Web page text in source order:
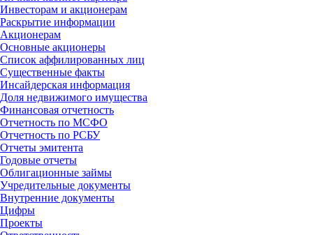
Инвесторам и акционерам
Раскрытие информации
Акционерам
Основные акционеры
Список аффилированных лиц
Существенные факты
Инсайдерская информация
Доля недвижимого имущества
Финансовая отчетность
Отчетность по МСФО
Отчетность по РСБУ
Отчеты эмитента
Годовые отчеты
Облигационные займы
Учредительные документы
Внутренние документы
Цифры
Проекты